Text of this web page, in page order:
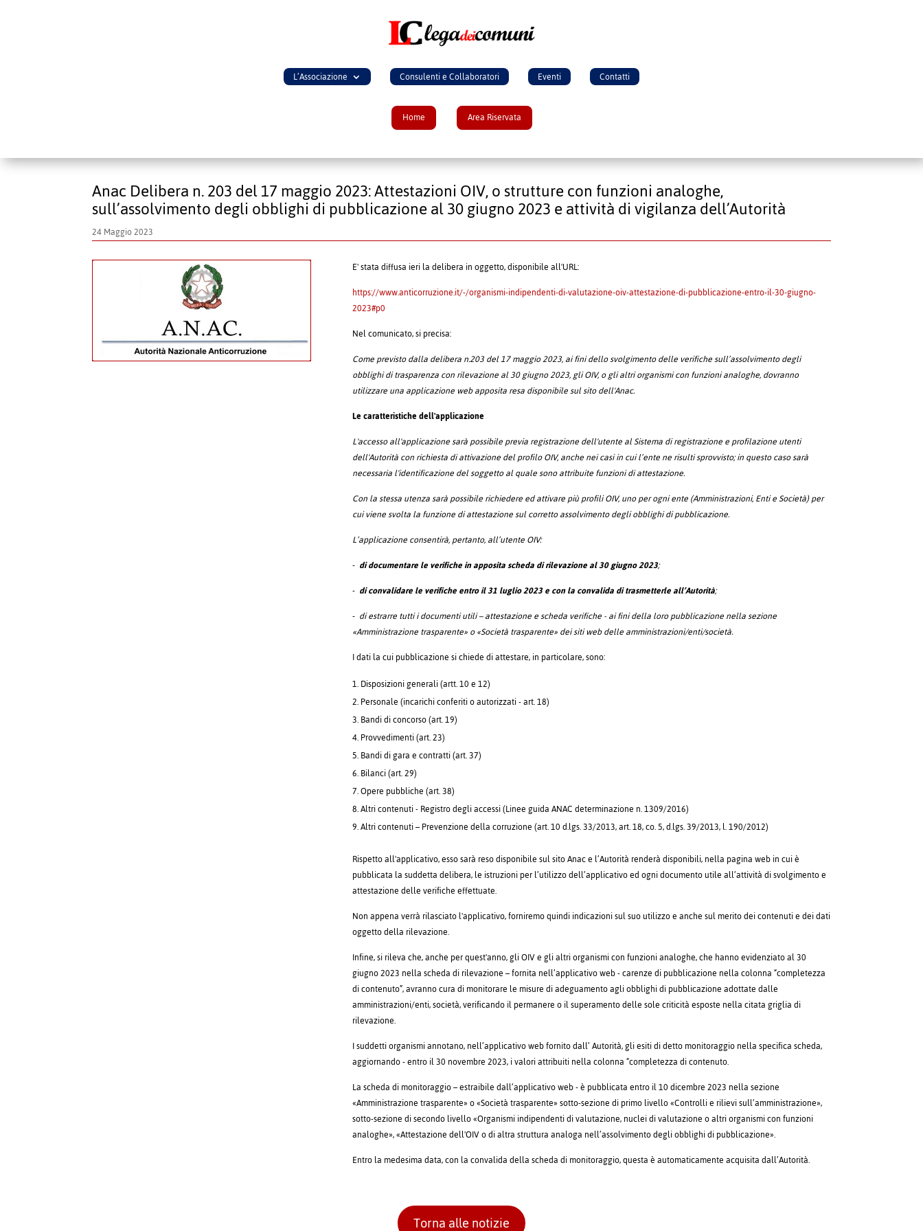
L’Associazione Consulenti e Collaboratori Eventi Contatti
Home Area Riservata
Anac Delibera n. 203 del 17 maggio 2023: Attestazioni OIV, o strutture con funzioni analoghe,
sull’assolvimento degli obblighi di pubblicazione al 30 giugno 2023 e attività di vigilanza dell’Autorità
24 Maggio 2023
E' stata diffusa ieri la delibera in oggetto, disponibile all'URL:
https://www.anticorruzione.it/-/organismi-indipendenti-di-valutazione-oiv-attestazione-di-pubblicazione-entro-il-30-giugno-
2023#p0
Nel comunicato, si precisa:
Come previsto dalla delibera n.203 del 17 maggio 2023, ai fini dello svolgimento delle verifiche sull’assolvimento degli
obblighi di trasparenza con rilevazione al 30 giugno 2023, gli OIV, o gli altri organismi con funzioni analoghe, dovranno
utilizzare una applicazione web apposita resa disponibile sul sito dell'Anac.
Le caratteristiche dell'applicazione
L'accesso all'applicazione sarà possibile previa registrazione dell'utente al Sistema di registrazione e profilazione utenti
dell'Autorità con richiesta di attivazione del profilo OIV, anche nei casi in cui l’ente ne risulti sprovvisto; in questo caso sarà
necessaria l'identificazione del soggetto al quale sono attribuite funzioni di attestazione.
Con la stessa utenza sarà possibile richiedere ed attivare più profili OIV, uno per ogni ente (Amministrazioni, Enti e Società) per
cui viene svolta la funzione di attestazione sul corretto assolvimento degli obblighi di pubblicazione.
L’applicazione consentirà, pertanto, all’utente OIV:
- di documentare le verifiche in apposita scheda di rilevazione al 30 giugno 2023;
- di convalidare le verifiche entro il 31 luglio 2023 e con la convalida di trasmetterle all’Autorità;
- di estrarre tutti i documenti utili – attestazione e scheda verifiche - ai fini della loro pubblicazione nella sezione
«Amministrazione trasparente» o «Società trasparente» dei siti web delle amministrazioni/enti/società.
I dati la cui pubblicazione si chiede di attestare, in particolare, sono:
Disposizioni generali (artt. 10 e 12)
Personale (incarichi conferiti o autorizzati - art. 18)
Bandi di concorso (art. 19)
Provvedimenti (art. 23)
Bandi di gara e contratti (art. 37)
Bilanci (art. 29)
Opere pubbliche (art. 38)
Altri contenuti - Registro degli accessi (Linee guida ANAC determinazione n. 1309/2016)
Altri contenuti – Prevenzione della corruzione (art. 10 d.lgs. 33/2013, art. 18, co. 5, d.lgs. 39/2013, l. 190/2012)
Rispetto all'applicativo, esso sarà reso disponibile sul sito Anac e l’Autorità renderà disponibili, nella pagina web in cui è
pubblicata la suddetta delibera, le istruzioni per l’utilizzo dell’applicativo ed ogni documento utile all’attività di svolgimento e
attestazione delle verifiche effettuate.
Non appena verrà rilasciato l'applicativo, forniremo quindi indicazioni sul suo utilizzo e anche sul merito dei contenuti e dei dati
oggetto della rilevazione.
Infine, si rileva che, anche per quest'anno, gli OIV e gli altri organismi con funzioni analoghe, che hanno evidenziato al 30
giugno 2023 nella scheda di rilevazione – fornita nell’applicativo web - carenze di pubblicazione nella colonna “completezza
di contenuto”, avranno cura di monitorare le misure di adeguamento agli obblighi di pubblicazione adottate dalle
amministrazioni/enti, società, verificando il permanere o il superamento delle sole criticità esposte nella citata griglia di
rilevazione.
I suddetti organismi annotano, nell’applicativo web fornito dall’ Autorità, gli esiti di detto monitoraggio nella specifica scheda,
aggiornando - entro il 30 novembre 2023, i valori attribuiti nella colonna “completezza di contenuto.
La scheda di monitoraggio – estraibile dall’applicativo web - è pubblicata entro il 10 dicembre 2023 nella sezione
«Amministrazione trasparente» o «Società trasparente» sotto-sezione di primo livello «Controlli e rilievi sull’amministrazione»,
sotto-sezione di secondo livello «Organismi indipendenti di valutazione, nuclei di valutazione o altri organismi con funzioni
analoghe», «Attestazione dell'OIV o di altra struttura analoga nell’assolvimento degli obblighi di pubblicazione».
Entro la medesima data, con la convalida della scheda di monitoraggio, questa è automaticamente acquisita dall’Autorità.
Torna alle notizie